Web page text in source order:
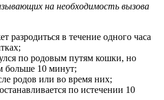
на необходимость вызова
разродиться в течение одного часа
по родовым путям кошки, но
больше 10 минут;
родов или во время них;
по истечении 10